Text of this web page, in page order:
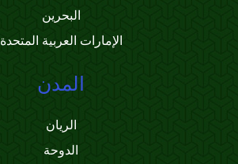
البحرين
الإمارات العربية المتحدة
المدن
الريان
الدوحة